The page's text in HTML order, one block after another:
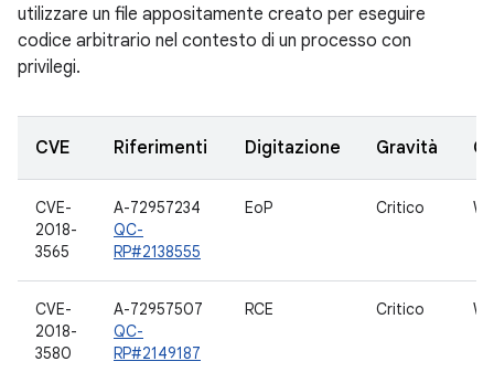
utilizzare un file appositamente creato per eseguire
codice arbitrario nel contesto di un processo con
privilegi.
CVE Riferimenti Digitazione Gravità
CVE-
2018-
3565
A-72957234
QC-
RP#2138555
EoP Critico
CVE-
2018-
3580
A-72957507
QC-
RP#2149187
RCE Critico